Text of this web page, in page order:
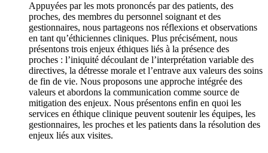
Appuyées par les mots prononcés par des patients, des
proches, des membres du personnel soignant et des
gestionnaires, nous partageons nos réflexions et observations
en tant qu’éthiciennes cliniques. Plus précisément, nous
présentons trois enjeux éthiques liés à la présence des
proches : l’iniquité découlant de l’interprétation variable des
directives, la détresse morale et l’entrave aux valeurs des soins
de fin de vie. Nous proposons une approche intégrée des
valeurs et abordons la communication comme source de
mitigation des enjeux. Nous présentons enfin en quoi les
services en éthique clinique peuvent soutenir les équipes, les
gestionnaires, les proches et les patients dans la résolution des
enjeux liés aux visites.